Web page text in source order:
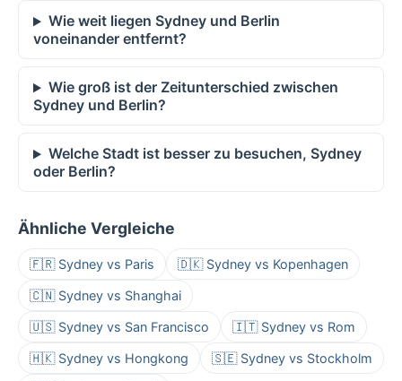
Wie weit liegen Sydney und Berlin
voneinander entfernt?
Wie groß ist der Zeitunterschied zwischen
Sydney und Berlin?
Welche Stadt ist besser zu besuchen, Sydney
oder Berlin?
Ähnliche Vergleiche
🇫🇷 Sydney vs Paris 🇩🇰 Sydney vs Kopenhagen
🇨🇳 Sydney vs Shanghai
🇺🇸 Sydney vs San Francisco 🇮🇹 Sydney vs Rom
🇭🇰 Sydney vs Hongkong 🇸🇪 Sydney vs Stockholm